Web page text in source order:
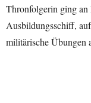
Thronfolgerin ging an
Ausbildungsschiff,
militärische Übungen